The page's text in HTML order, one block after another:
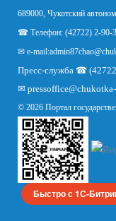
689000, Чукотский
☎ Телефон: (42722) 2-90-
✉ e-mail:
Пресс-служба ☎
✉ pressoffice
© 2026 Портал
Быстро с 1С-